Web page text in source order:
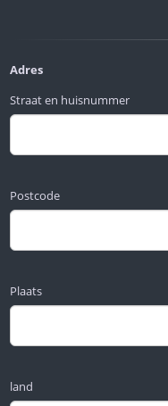
Adres
Straat en huisnummer
Postcode
Plaats
land